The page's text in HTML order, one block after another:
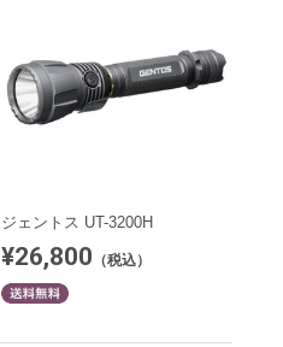
ジェントス UT-3200H
¥26,800 （税込）